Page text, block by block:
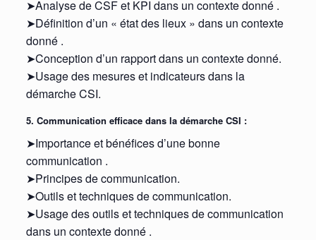
➤Analyse de CSF et KPI dans un contexte donné .
➤Définition d’un « état des lieux » dans un contexte
donné .
➤Conception d’un rapport dans un contexte donné.
➤Usage des mesures et indicateurs dans la
démarche CSI.
5. Communication efficace dans la démarche CSI :
➤Importance et bénéfices d’une bonne
communication .
➤Principes de communication.
➤Outils et techniques de communication.
➤Usage des outils et techniques de communication
dans un contexte donné .